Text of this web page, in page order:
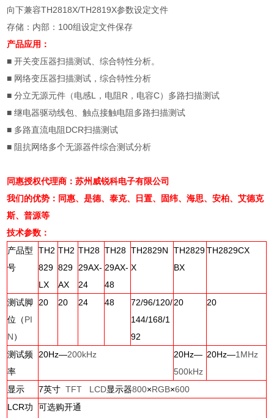
向下兼容TH2818X/TH2819X参数设定文件
存储：内部： 100组设定文件保存
产品应用：
■ 开关变压器扫描测试、综合特性分析。
■ 网络变压器扫描测试，综合特性分析
■ 分立无源元件（电感L ，电阻R ，电容C）多路扫描测试
■ 继电器驱动线包、触点接触电阻多路扫描测试
■ 多路直流电阻DCR扫描测试
■ 阻抗网络多个无源器件综合测试分析
同惠授权代理商：苏州威锐科电子有限公司
我们的优势：同惠、是德、泰克、日置、固纬、海思、安柏、艾德克
斯、普源等
技术参数：
产品型
号
TH2
829
LX
TH2
829
AX
TH28
29AX-
24
TH28
29AX-
48
TH2829N
X
TH2829
BX
TH2829CX
测试脚
位（PI
N）
20 20 24 48
72/96/120/
144/168/1
92
20 20
测试频
率
20Hz—200kHz 20Hz—
500kHz
20Hz—1MHz
显示 7英寸 TFT LCD显示器800×RGB×600
LCR功
可选购开通